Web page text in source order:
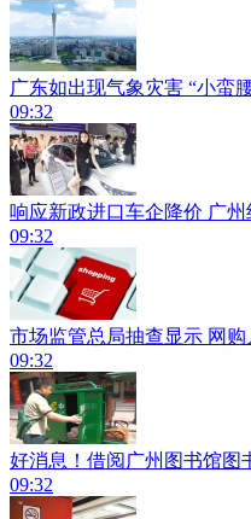
广东如出现气象灾害 “小蛮
09:32
响应新政进口车企降价 广
09:32
市场监管总局抽查显示 网
09:32
好消息！借阅广州图书馆图
09:32